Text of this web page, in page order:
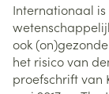
Internationaal
ook
het risico van
proefschrift van